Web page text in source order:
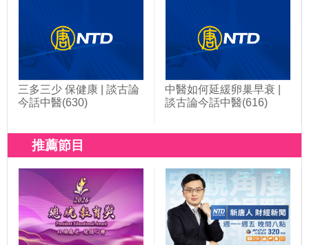
三多三少 保健康 | 談古論
今話中醫(630)
中醫如何延緩卵巢早衰 |
談古論今話中醫(616)
推薦節目